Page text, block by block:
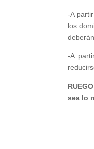
-A
los
-A
RUEGO
sea lo